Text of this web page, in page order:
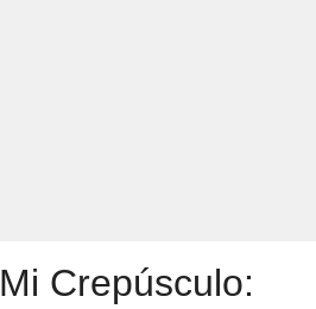
Crepúsculo: